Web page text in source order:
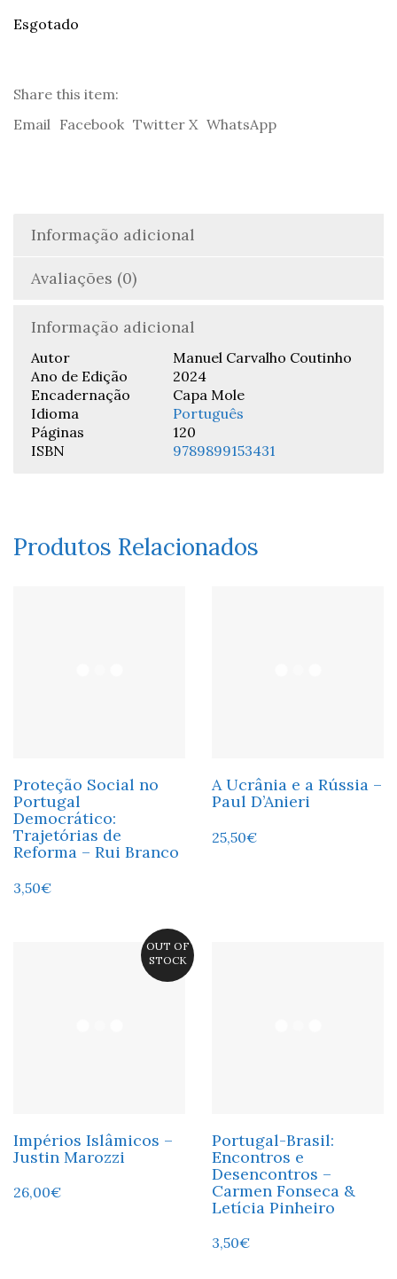
Esgotado
Share this item:
Email Facebook Twitter X WhatsApp
Informação adicional
Avaliações (0)
Informação adicional
Autor
Manuel Carvalho Coutinho
Ano de Edição
2024
Encadernação
Capa Mole
Idioma
Português
Páginas
120
ISBN
9789899153431
Produtos Relacionados
Proteção Social no
Portugal
Democrático:
Trajetórias de
Reforma – Rui Branco
3,50€
A Ucrânia e a Rússia –
Paul D’Anieri
25,50€
OUT OF
STOCK
Impérios Islâmicos –
Justin Marozzi
26,00€
Portugal-Brasil:
Encontros e
Desencontros –
Carmen Fonseca &
Letícia Pinheiro
3,50€